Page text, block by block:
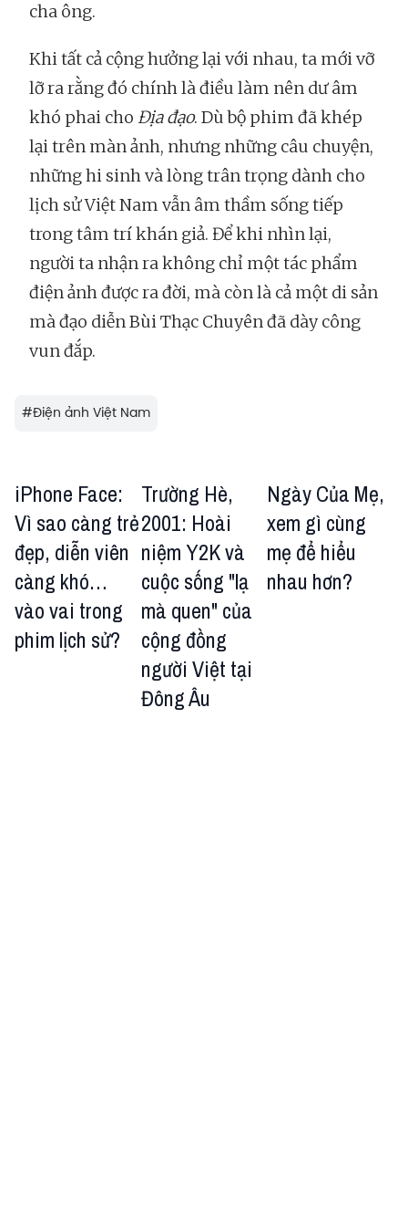
cha ông.
Khi tất cả cộng hưởng lại với nhau, ta mới vỡ
lỡ ra rằng đó chính là điều làm nên dư âm
khó phai cho Địa đạo. Dù bộ phim đã khép
lại trên màn ảnh, nhưng những câu chuyện,
những hi sinh và lòng trân trọng dành cho
lịch sử Việt Nam vẫn âm thầm sống tiếp
trong tâm trí khán giả. Để khi nhìn lại,
người ta nhận ra không chỉ một tác phẩm
điện ảnh được ra đời, mà còn là cả một di sản
mà đạo diễn Bùi Thạc Chuyên đã dày công
vun đắp.
#Điện ảnh Việt Nam
iPhone Face:
Vì sao càng trẻ
đẹp, diễn viên
càng khó…
vào vai trong
phim lịch sử?
Trường Hè,
2001: Hoài
niệm Y2K và
cuộc sống "lạ
mà quen" của
cộng đồng
người Việt tại
Đông Âu
Ngày Của Mẹ,
xem gì cùng
mẹ để hiểu
nhau hơn?